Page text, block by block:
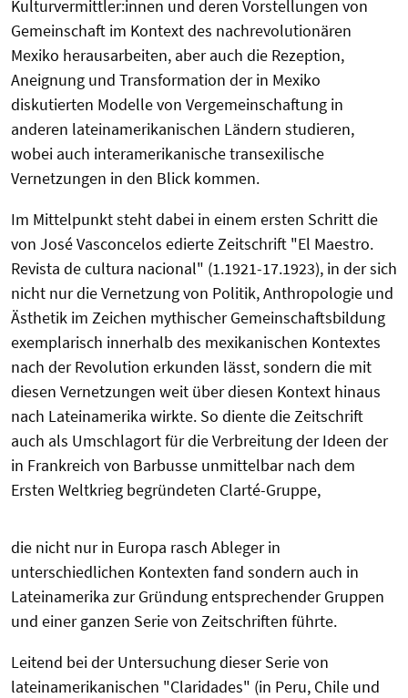
Kulturvermittler:innen und deren Vorstellungen von
Gemeinschaft im Kontext des nachrevolutionären
Mexiko herausarbeiten, aber auch die Rezeption,
Aneignung und Transformation der in Mexiko
diskutierten Modelle von Vergemeinschaftung in
anderen lateinamerikanischen Ländern studieren,
wobei auch interamerikanische transexilische
Vernetzungen in den Blick kommen.
Im Mittelpunkt steht dabei in einem ersten Schritt die
von José Vasconcelos edierte Zeitschrift "El Maestro.
Revista de cultura nacional" (1.1921-17.1923), in der sich
nicht nur die Vernetzung von Politik, Anthropologie und
Ästhetik im Zeichen mythischer Gemeinschaftsbildung
exemplarisch innerhalb des mexikanischen Kontextes
nach der Revolution erkunden lässt, sondern die mit
diesen Vernetzungen weit über diesen Kontext hinaus
nach Lateinamerika wirkte. So diente die Zeitschrift
auch als Umschlagort für die Verbreitung der Ideen der
in Frankreich von Barbusse unmittelbar nach dem
Ersten Weltkrieg begründeten Clarté-Gruppe,
die nicht nur in Europa rasch Ableger in
unterschiedlichen Kontexten fand sondern auch in
Lateinamerika zur Gründung entsprechender Gruppen
und einer ganzen Serie von Zeitschriften führte.
Leitend bei der Untersuchung dieser Serie von
lateinamerikanischen "Claridades" (in Peru, Chile und